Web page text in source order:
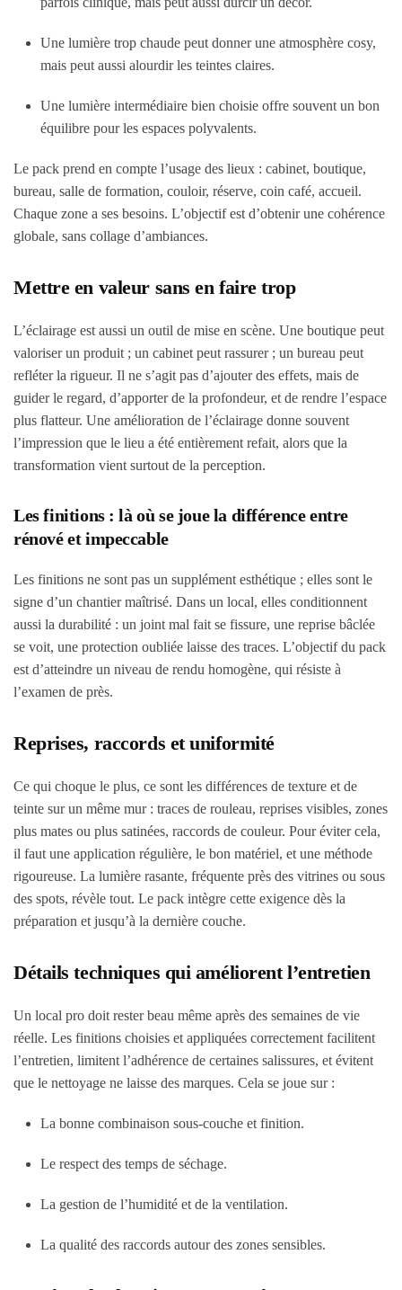
Une lumière trop chaude peut donner une atmosphère cosy,
mais peut aussi alourdir les teintes claires.
Une lumière intermédiaire bien choisie offre souvent un bon
équilibre pour les espaces polyvalents.
Le pack prend en compte l’usage des lieux : cabinet, boutique,
bureau, salle de formation, couloir, réserve, coin café, accueil.
Chaque zone a ses besoins. L’objectif est d’obtenir une cohérence
globale, sans collage d’ambiances.
Mettre en valeur sans en faire trop
L’éclairage est aussi un outil de mise en scène. Une boutique peut
valoriser un produit ; un cabinet peut rassurer ; un bureau peut
refléter la rigueur. Il ne s’agit pas d’ajouter des effets, mais de
guider le regard, d’apporter de la profondeur, et de rendre l’espace
plus flatteur. Une amélioration de l’éclairage donne souvent
l’impression que le lieu a été entièrement refait, alors que la
transformation vient surtout de la perception.
Les finitions : là où se joue la différence entre
rénové et impeccable
Les finitions ne sont pas un supplément esthétique ; elles sont le
signe d’un chantier maîtrisé. Dans un local, elles conditionnent
aussi la durabilité : un joint mal fait se fissure, une reprise bâclée
se voit, une protection oubliée laisse des traces. L’objectif du pack
est d’atteindre un niveau de rendu homogène, qui résiste à
l’examen de près.
Reprises, raccords et uniformité
Ce qui choque le plus, ce sont les différences de texture et de
teinte sur un même mur : traces de rouleau, reprises visibles, zones
plus mates ou plus satinées, raccords de couleur. Pour éviter cela,
il faut une application régulière, le bon matériel, et une méthode
rigoureuse. La lumière rasante, fréquente près des vitrines ou sous
des spots, révèle tout. Le pack intègre cette exigence dès la
préparation et jusqu’à la dernière couche.
Détails techniques qui améliorent l’entretien
Un local pro doit rester beau même après des semaines de vie
réelle. Les finitions choisies et appliquées correctement facilitent
l’entretien, limitent l’adhérence de certaines salissures, et évitent
que le nettoyage ne laisse des marques. Cela se joue sur :
La bonne combinaison sous-couche et finition.
Le respect des temps de séchage.
La gestion de l’humidité et de la ventilation.
La qualité des raccords autour des zones sensibles.